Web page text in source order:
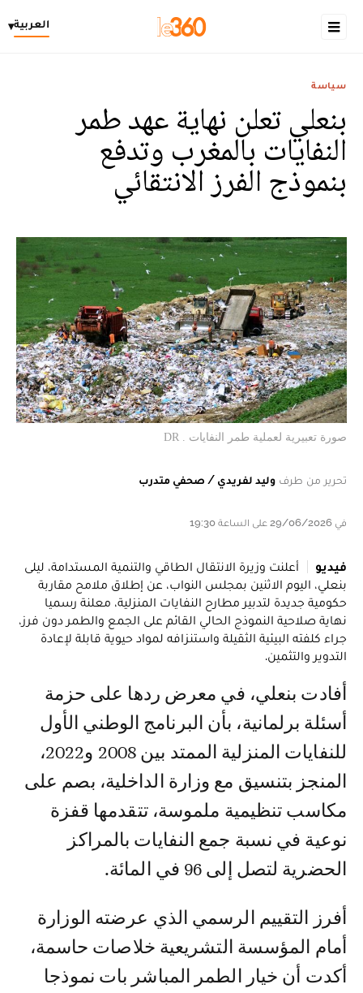
العربية▾
سياسة
بنعلي تعلن نهاية عهد طمر
النفايات بالمغرب وتدفع
بنموذج الفرز الانتقائي
صورة تعبيرية لعملية طمر النفايات . DR
تحرير من طرف وليد لفريدي / صحفي متدرب
في 29/06/2026 على الساعة 19:30
فيديو
أعلنت وزيرة الانتقال الطاقي والتنمية المستدامة، ليلى
بنعلي، اليوم الاثنين بمجلس النواب، عن إطلاق ملامح مقاربة
حكومية جديدة لتدبير مطارح النفايات المنزلية، معلنة رسميا
نهاية صلاحية النموذج الحالي القائم على الجمع والطمر دون فرز،
جراء كلفته البيئية الثقيلة واستنزافه لمواد حيوية قابلة لإعادة
التدوير والتثمين.
أفادت بنعلي، في معرض ردها على حزمة
أسئلة برلمانية، بأن البرنامج الوطني الأول
للنفايات المنزلية الممتد بين 2008 و2022،
المنجز بتنسيق مع وزارة الداخلية، بصم على
مكاسب تنظيمية ملموسة، تتقدمها قفزة
نوعية في نسبة جمع النفايات بالمراكز
الحضرية لتصل إلى 96 في المائة.
أفرز التقييم الرسمي الذي عرضته الوزارة
أمام المؤسسة التشريعية خلاصات حاسمة،
أكدت أن خيار الطمر المباشر بات نموذجا